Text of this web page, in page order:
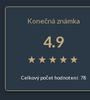
Konečná známka
4.9
Celkový počet hodnotení: 78